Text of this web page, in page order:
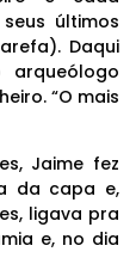
últimos
Daqui
arqueólogo
“O mais
Jaime fez
da capa e,
ligava pra
e, no dia